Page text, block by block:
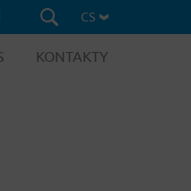
CS
KONTAKTY